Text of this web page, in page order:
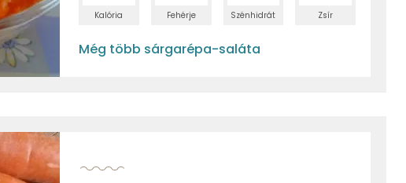
Kalória Fehérje Szénhidrát Zsír
Még több sárgarépa-saláta